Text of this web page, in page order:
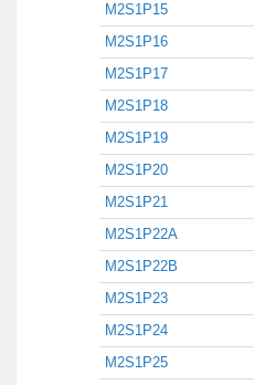
M2S1P15
M2S1P16
M2S1P17
M2S1P18
M2S1P19
M2S1P20
M2S1P21
M2S1P22A
M2S1P22B
M2S1P23
M2S1P24
M2S1P25